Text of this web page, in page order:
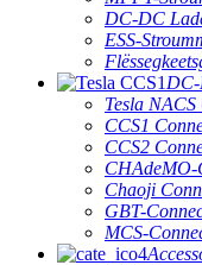
DC-DC
ESS-
DC-
Tesla
CCS1
CCS2
CHAdeMO-
Chaoji
GBT-
MCS-